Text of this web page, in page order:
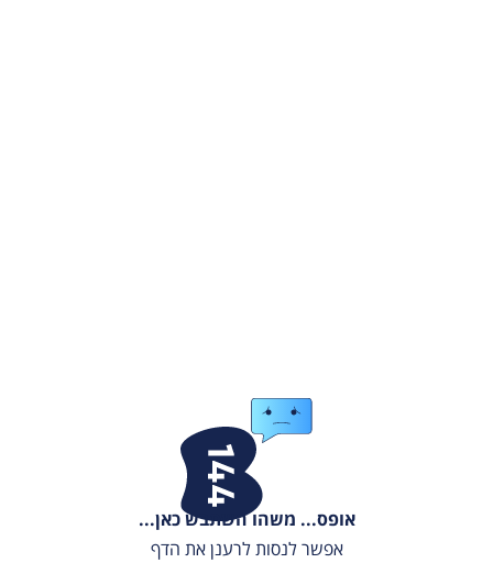
אופס... משהו השתבש כאן...
אפשר לנסות לרענן את הדף